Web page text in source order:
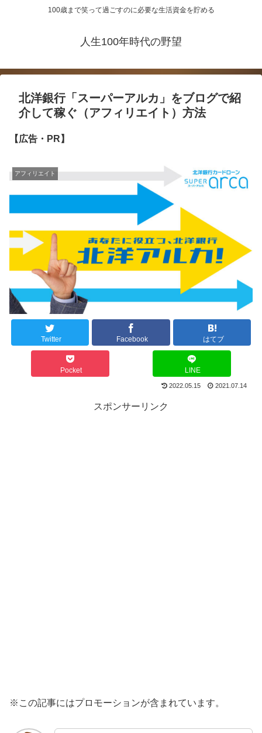
100歳まで笑って過ごすのに必要な生活資金を貯める
人生100年時代の野望
北洋銀行「スーパーアルカ」をブログで紹
介して稼ぐ（アフィリエイト）方法
【広告・PR】
アフィリエイト
Twitter Facebook はてブ
Pocket LINE
2022.05.15 2021.07.14
スポンサーリンク
※この記事にはプロモーションが含まれています。